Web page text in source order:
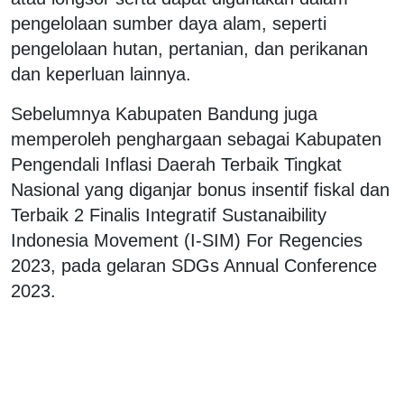
pengelolaan sumber daya alam, seperti
pengelolaan hutan, pertanian, dan perikanan
dan keperluan lainnya.
Sebelumnya Kabupaten Bandung juga
memperoleh penghargaan sebagai Kabupaten
Pengendali Inflasi Daerah Terbaik Tingkat
Nasional yang diganjar bonus insentif fiskal dan
Terbaik 2 Finalis Integratif Sustanaibility
Indonesia Movement (I-SIM) For Regencies
2023, pada gelaran SDGs Annual Conference
2023.